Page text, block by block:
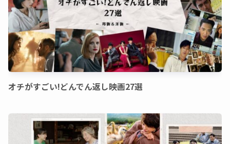
オチがすごい!どんでん返し映画27選